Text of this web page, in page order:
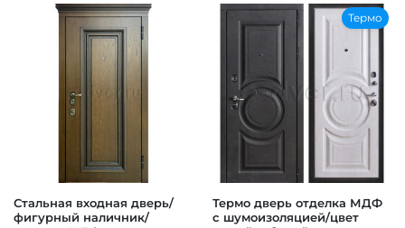
Стальная входная дверь/
фигурный наличник/
Термо
Термо дверь отделка МДФ
с шумоизоляцией/цвет